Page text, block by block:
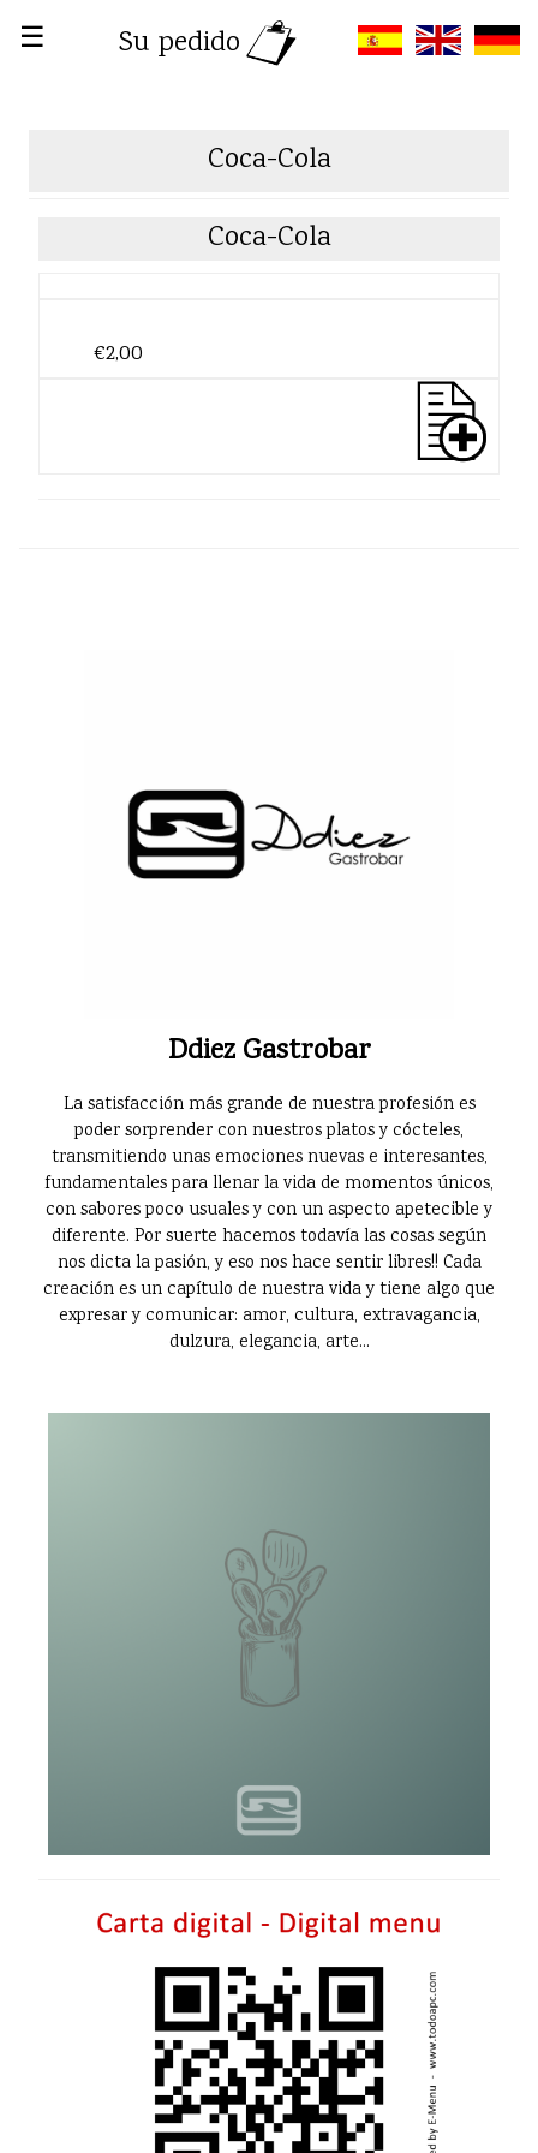
☰ Su pedido
Coca-Cola
Coca-Cola
€2,00
Ddiez Gastrobar
La satisfacción más grande de nuestra profesión es
poder sorprender con nuestros platos y cócteles,
transmitiendo unas emociones nuevas e interesantes,
fundamentales para llenar la vida de momentos únicos,
con sabores poco usuales y con un aspecto apetecible y
diferente. Por suerte hacemos todavía las cosas según
nos dicta la pasión, y eso nos hace sentir libres!! Cada
creación es un capítulo de nuestra vida y tiene algo que
expresar y comunicar: amor, cultura, extravagancia,
dulzura, elegancia, arte...